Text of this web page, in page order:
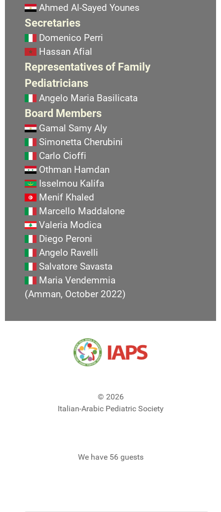
Ahmed Al-Sayed Younes
Secretaries
Domenico Perri
Hassan Afial
Representatives of Family
Pediatricians
Angelo Maria Basilicata
Board Members
Gamal Samy Aly
Simonetta Cherubini
Carlo Cioffi
Othman Hamdan
Isselmou Kalifa
Menif Khaled
Marcello Maddalone
Valeria Modica
Diego Peroni
Angelo Ravelli
Salvatore Savasta
Maria Vendemmia
(Amman, October 2022)
© 2026
Italian-Arabic Pediatric Society
We have 56 guests